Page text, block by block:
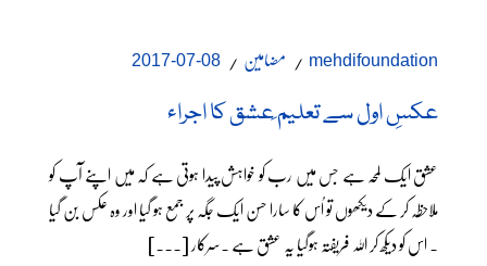
mehdifoundation مضامین 08-07-2017
عکسِ اول سے تعلیم ِعشق کا اجراء
عشق ایک لمحہ ہے جس میں رب کو خواہش پیدا ہوتی ہے کہ میں اپنے آپ کو
ملاحظہ کر کے دیکھوں تو اُس کا سارا حسن ایک جگہ پر جمع ہو گیا اور وہ عکس بن گیا
۔ اس کو دیکھ کر اللہ فریفتہ ہوگیا یہ عشق ہے ۔سرکار [...]